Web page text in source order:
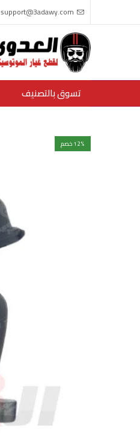
support@3adawy.com
تسوق بالتصنيف
12% خصم